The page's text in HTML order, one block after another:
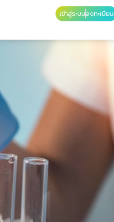
เข้าสู่ระบบลงทะเบียน